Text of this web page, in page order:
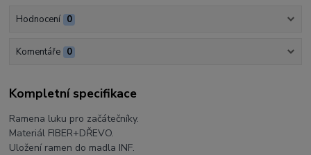
Hodnocení 0
Komentáře 0
Kompletní specifikace
Ramena luku pro začátečníky.
Materiál FIBER+DŘEVO.
Uložení ramen do madla INF.